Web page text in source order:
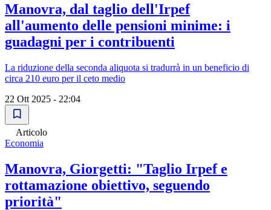
Manovra, dal taglio dell'Irpef
all'aumento delle pensioni minime: i
guadagni per i contribuenti
La riduzione della seconda aliquota si tradurrà in un beneficio di
circa 210 euro per il ceto medio
22 Ott 2025 - 22:04
Articolo
Economia
Manovra, Giorgetti: "Taglio Irpef e
rottamazione obiettivo, seguendo
priorità"